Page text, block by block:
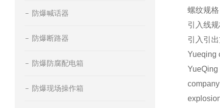
防爆喊话器
防爆断路器
防爆防腐配电箱
防爆现场操作箱
螺纹规
引入线
引入引
Yueqing